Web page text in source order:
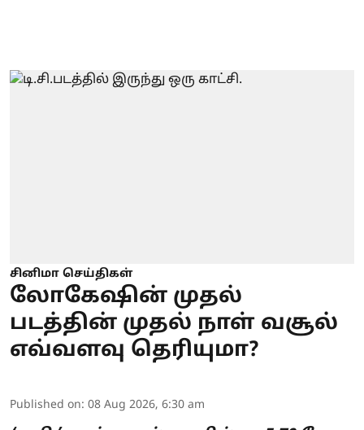
சினிமா செய்திகள்
லோகேஷின் முதல்
படத்தின் முதல் நாள் வசூல்
எவ்வளவு தெரியுமா?
Published on: 08 Aug 2026, 6:30 am